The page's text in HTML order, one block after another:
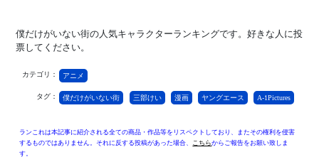
僕だけがいない街の人気キャラクターランキングです。好きな人に投
票してください。
カテゴリ： アニメ
タグ： 僕だけがいない街 三部けい 漫画 ヤングエース A-1Pictures
ランこれは本記事に紹介される全ての商品・作品等をリスペクトしており、またその権利を侵害
するものではありません。それに反する投稿があった場合、 こちらからご報告をお願い致しま
す。